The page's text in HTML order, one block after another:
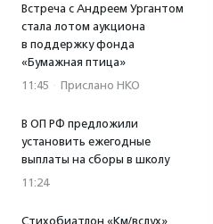
Встреча с Андреем Ургантом
стала лотом аукциона
в поддержку фонда
«Бумажная птица»
11:45 · Прислано НКО
В ОП РФ предложили
установить ежегодные
выплаты на сборы в школу
11:24
Стихобиатлон «Км/вслух»